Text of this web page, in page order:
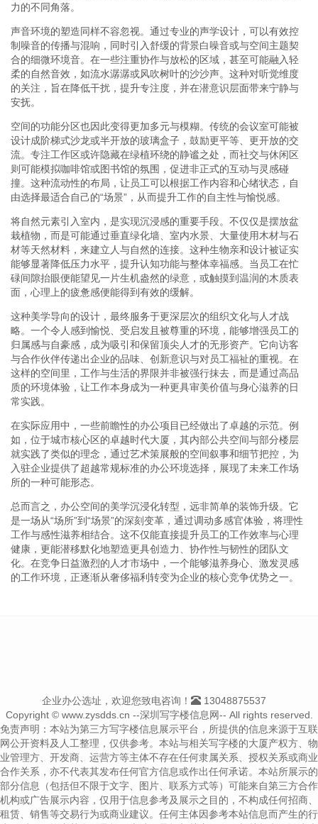
力的不同角落。
声音环境的塑造同样不容忽视。通过专业的声学设计，可以有效控
制噪音的传播与混响，同时引入舒缓的背景白噪音或与空间主题契
合的细微环境音。在一些注重协作与放松的区域，甚至可能融入轻
柔的自然音效，如流水潺潺或风吹树叶的沙沙声。这种对听觉维度
的关注，旨在降低干扰，提升专注度，并在潜意识层面带来宁静与
安抚。
空间的功能分区也因此变得更加多元与模糊。传统的会议室可能被
设计成阶梯式沙龙或半开放的玻璃盒子，鼓励更平等、更开放的交
流。专注工作区或许隐藏在绿植环绕的静谧之处，而社交与休闲区
则可能模拟咖啡馆或图书馆的氛围，促进非正式的互动与灵感碰
撞。这种流动性的布局，让员工可以根据工作内容和心绪状态，自
由选择最适合自己的“场景”，从而提升工作的自主性与愉悦感。
将自然元素引入室内，是实现沉浸感的重要手段。不仅仅是摆放盆
栽植物，而是可能通过垂直绿化墙、室内水景、大量使用木材与石
材等天然材料，来建立人与自然的连接。这种生物亲和设计被证实
能够显著降低压力水平，提升认知功能与整体幸福感。当员工在忙
碌间隙抬眼便能望见一片生机盎然的绿意，或触摸到温润的木质表
面，心理上的疲惫感便能得到有效的缓解。
这种美学导向的设计，最终服务于更深层次的组织文化与人才战
略。一个令人感到愉悦、受启发且被尊重的环境，能够增强员工的
归属感与自豪感，成为吸引和保留顶尖人才的无形资产。它向访客
与合作伙伴传递出企业的品味、创新意识与对员工福祉的重视。在
这样的空间里，工作与生活的界限并非被强行抹去，而是通过高品
质的环境体验，让工作本身成为一种更具审美价值与身心滋养的日
常实践。
在实际应用中，一些前瞻性的办公项目已经做出了卓越的示范。例
如，位于城市核心区的卓越时代大厦，其内部公共空间与部分楼层
就实践了类似的理念，通过艺术策展般的空间叙事和细节把控，为
入驻企业提供了超越常规标准的办公环境选择，展现了未来工作场
所的一种可能形态。
总而言之，办公空间的美学沉浸化转型，远非简单的装饰升级。它
是一场从“场所”到“场景”的深刻变革，通过调动多感官体验，将理性
工作与感性滋养相结合。这不仅能直接提升员工的工作效率与心理
健康，更能潜移默化地塑造更具创造力、协作性与韧性的团队文
化。在竞争日益激烈的人才市场中，一个能够滋养身心、激发灵感
的工作环境，正逐渐从奢侈福利转变为企业的核心竞争优势之一。
企业办公选址，欢迎您致电咨询！
13048875537
Copyright © www.zysdds.cn --深圳写字楼信息网-- All rights reserved.
免责声明：本站为第三方写字楼信息展示平台，所提供的信息来源于互联
网公开资料及人工整理，仅供参考。本站与相关写字楼的大厦产权方、物
业管理方、开发商、运营方等主体不存在任何隶属关系、授权关系或商业
合作关系，亦不代表其发布任何官方信息或作出任何承诺。本站所展示的
部分信息（包括但不限于文字、图片、联系方式等）可能来自第三方合作
机构或广告展示内容，仅用于信息参考及展示之目的，不构成任何招商、
租赁、销售等交易行为或商业建议。任何主体因参考本站信息而产生的行